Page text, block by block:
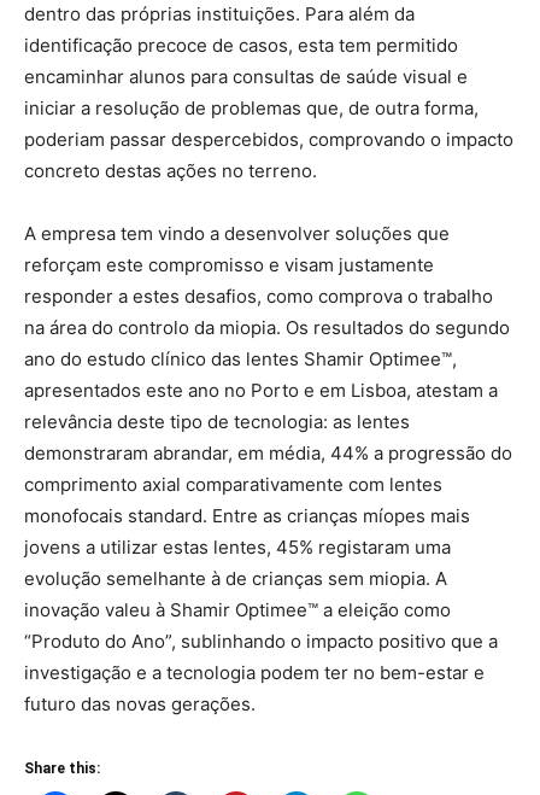
dentro das próprias instituições. Para além da
identificação precoce de casos, esta tem permitido
encaminhar alunos para consultas de saúde visual e
iniciar a resolução de problemas que, de outra forma,
poderiam passar despercebidos, comprovando o impacto
concreto destas ações no terreno.
A empresa tem vindo a desenvolver soluções que
reforçam este compromisso e visam justamente
responder a estes desafios, como comprova o trabalho
na área do controlo da miopia. Os resultados do segundo
ano do estudo clínico das lentes Shamir Optimee™,
apresentados este ano no Porto e em Lisboa, atestam a
relevância deste tipo de tecnologia: as lentes
demonstraram abrandar, em média, 44% a progressão do
comprimento axial comparativamente com lentes
monofocais standard. Entre as crianças míopes mais
jovens a utilizar estas lentes, 45% registaram uma
evolução semelhante à de crianças sem miopia. A
inovação valeu à Shamir Optimee™ a eleição como
“Produto do Ano”, sublinhando o impacto positivo que a
investigação e a tecnologia podem ter no bem-estar e
futuro das novas gerações.
Share this: